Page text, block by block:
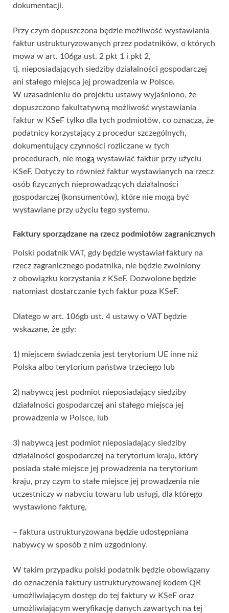
dokumentacji.
Przy czym dopuszczona będzie możliwość wystawiania
faktur ustrukturyzowanych przez podatników, o których
mowa w art. 106ga ust. 2 pkt 1 i pkt 2,
tj. nieposiadających siedziby działalności gospodarczej
ani stałego miejsca jej prowadzenia w Polsce.
W uzasadnieniu do projektu ustawy wyjaśniono, że
dopuszczono fakultatywną możliwość wystawiania
faktur w KSeF tylko dla tych podmiotów, co oznacza, że
podatnicy korzystający z procedur szczególnych,
dokumentujący czynności rozliczane w tych
procedurach, nie mogą wystawiać faktur przy użyciu
KSeF. Dotyczy to również faktur wystawianych na rzecz
osób fizycznych nieprowadzących działalności
gospodarczej (konsumentów), które nie mogą być
wystawiane przy użyciu tego systemu.
Faktury sporządzane na rzecz podmiotów zagranicznych
Polski podatnik VAT, gdy będzie wystawiał faktury na
rzecz zagranicznego podatnika, nie będzie zwolniony
z obowiązku korzystania z KSeF. Dozwolone będzie
natomiast dostarczanie tych faktur poza KSeF.
Dlatego w art. 106gb ust. 4 ustawy o VAT będzie
wskazane, że gdy:
1) miejscem świadczenia jest terytorium UE inne niż
Polska albo terytorium państwa trzeciego lub
2) nabywcą jest podmiot nieposiadający siedziby
działalności gospodarczej ani stałego miejsca jej
prowadzenia w Polsce, lub
3) nabywcą jest podmiot nieposiadający siedziby
działalności gospodarczej na terytorium kraju, który
posiada stałe miejsce jej prowadzenia na terytorium
kraju, przy czym to stałe miejsce jej prowadzenia nie
uczestniczy w nabyciu towaru lub usługi, dla którego
wystawiono fakturę,
– faktura ustrukturyzowana będzie udostępniana
nabywcy w sposób z nim uzgodniony.
W takim przypadku polski podatnik będzie obowiązany
do oznaczenia faktury ustrukturyzowanej kodem QR
umożliwiającym dostęp do tej faktury w KSeF oraz
umożliwiającym weryfikację danych zawartych na tej